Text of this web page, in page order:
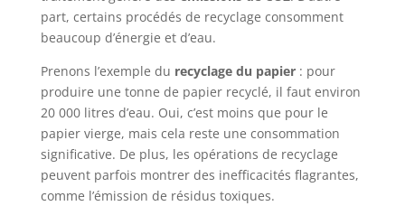
part, certains procédés de recyclage consomment
beaucoup d’énergie et d’eau.
Prenons l’exemple du recyclage du papier: pour
produire une tonne de papier recyclé, il faut environ
20 000 litres d’eau. Oui, c’est moins que pour le
papier vierge, mais cela reste une consommation
significative. De plus, les opérations de recyclage
peuvent parfois montrer des inefficacités flagrantes,
comme l’émission de résidus toxiques.